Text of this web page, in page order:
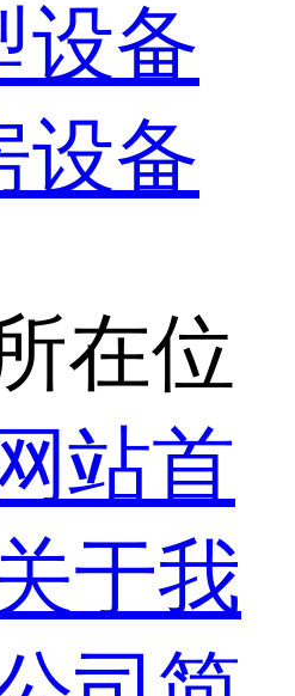
设备
设备
在位
站首
于我